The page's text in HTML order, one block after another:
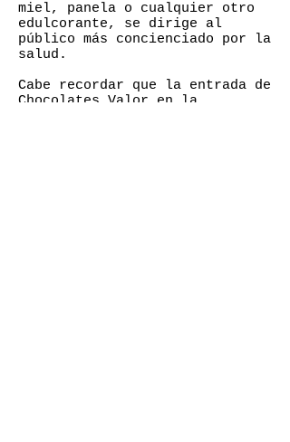
miel, panela o cualquier otro
edulcorante, se dirige al
público más concienciado por la
salud.
Cabe recordar que la entrada de
Chocolates Valor en la